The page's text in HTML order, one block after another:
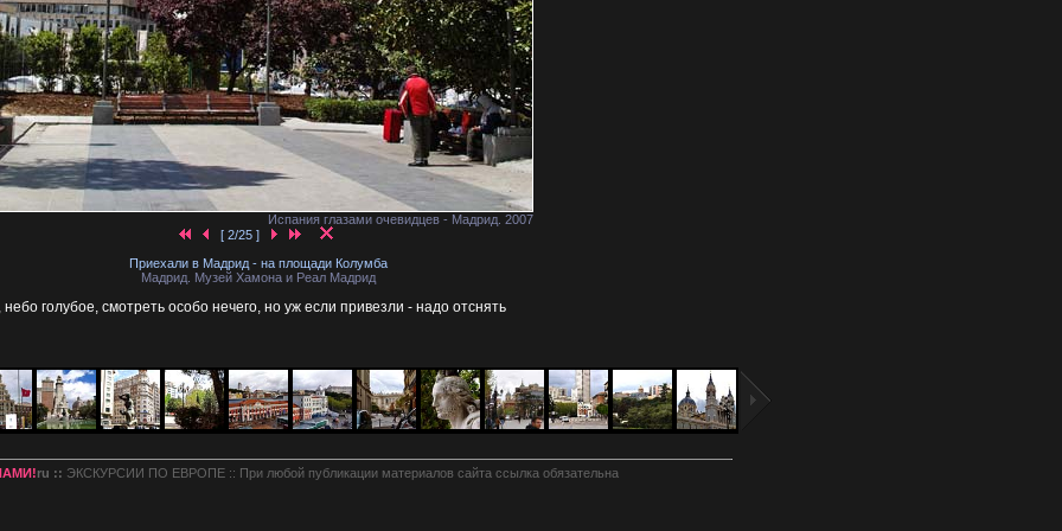
Испания глазами очевидцев - Мадрид. 2007
[ 2/25 ]
Приехали в Мадрид - на площади Колумба
Мадрид. Музей Хамона и Реал Мадрид
голубое, смотреть особо нечего, но уж если привезли - надо отснять
ru :: ЭКСКУРСИИ ПО ЕВРОПЕ :: При любой публикации материалов сайта ссылка обязательна